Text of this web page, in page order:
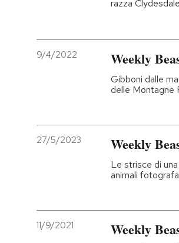
razza
9/4/2022 Weekly
Gibboni dalle
delle Montagne
27/5/2023 Weekly
Le strisce di
animali
11/9/2021 Weekly